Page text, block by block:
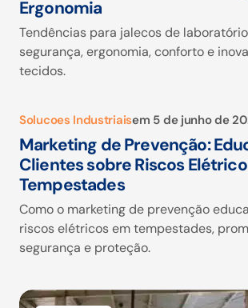
Ergonomia
Tendências para jalecos de
segurança, ergonomia, conforto e
tecidos.
Solucoes Industriaisem 5 de junho de
Marketing de Prevenção:
Clientes sobre Riscos
Tempestades
Como o marketing de prevenção
riscos elétricos em tempestades,
segurança e proteção.